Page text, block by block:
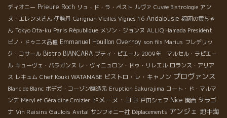
ディオニー Prieure Roch リュ・ド・ラ・ペスト ルヴァ Cuvée Bistrologie アン
ヌ・エレンヌさん 伊勢丹 Carignan Vieilles Vignes 16 Andalousie 福岡の黄ちゃ
ん Tokyo Ota-ku Paris République メゾン・ジョンヌ ALLIQ Hamada President
ピノ・ドゥニス品種 Emmanuel Houillon Overnoy son fils Marius フレデリッ
ク・コサール Bistro BIANCARA プティ・ピエール 2009年 マルセル・ラピエー
ル キューヴェ・バラガンヌ レ・ヴィニュロン・ドゥ・リレエル ロランス・アリア
ス レキュム Chef Kouki WATANABE ビストロ・レ・キャノン プロヴァンス
Blanc de Blanc ボデガ・コーゾン醸造元 Eruption Sakurajima コート・ド・マルマ
ンデ Meryl et Géraldine Croizier ドメーヌ・ヨヨ 戸田シェフ Nice 関西 タラゴ
ナ Vin Raisins Gaulois Avital サンフォニー社 Déplacements アンジェ 地中海